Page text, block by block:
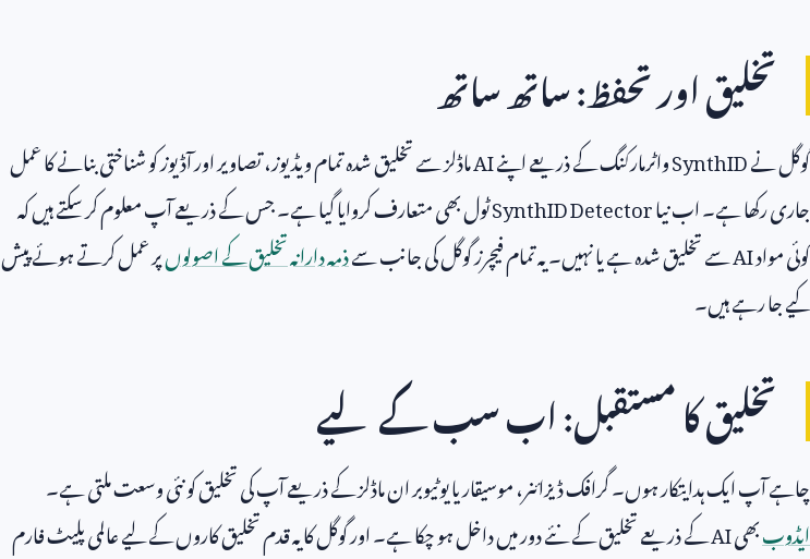
تخلیق اور تحفظ: ساتھ ساتھ
گوگل نےSynthIDواٹرمارکنگ کے ذریعے اپنےAIماڈلز سے تخلیق شدہ تمام ویڈیوز، تصاویر اور آڈیوز کو شناختی بنانے کا عمل
جاری رکھا ہے۔ اب نیاSynthID Detectorٹول بھی متعارف کروایا گیا ہے۔ جس کے ذریعے آپ معلوم کر سکتے ہیں کہ
کوئی موادAIسے تخلیق شدہ ہے یا نہیں۔ یہ تمام فیچرز گوگل کی جانب سےذمہ دارانہ تخلیق کے اصولوںپر عمل کرتے ہوئے پیش
کیے جا رہے ہیں۔
تخلیق کا مستقبل: اب سب کے لیے
چاہے آپ ایک ہدایتکار ہوں۔ گرافک ڈیزائنر، موسیقار یا یوٹیوبر ان ماڈلز کے ذریعے آپ کی تخلیق کو نئی وسعت ملتی ہے۔
ایڈوببھیAIکے ذریعے تخلیق کے نئے دور میں داخل ہو چکا ہے۔ اور گوگل کا یہ قدم تخلیق کاروں کے لیے عالمی پلیٹ فارم